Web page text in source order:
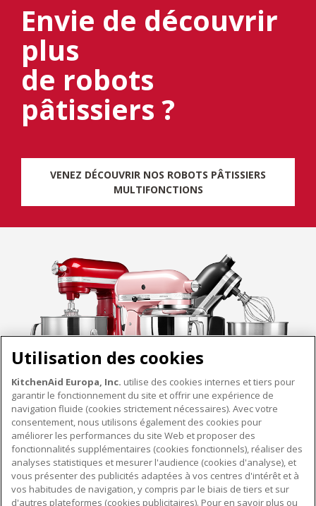
Envie de découvrir
plus
de robots
pâtissiers ?
VENEZ DÉCOUVRIR NOS ROBOTS PÂTISSIERS
MULTIFONCTIONS
À PROPOS DE KITCHENAID
À propos de KitchenAid
Histoire de la marque
NOS PRODUITS
Utilisation des cookies
KitchenAid Europa, Inc. utilise des cookies internes et tiers pour
garantir le fonctionnement du site et offrir une expérience de
navigation fluide (cookies strictement nécessaires). Avec votre
consentement, nous utilisons également des cookies pour
améliorer les performances du site Web et proposer des
fonctionnalités supplémentaires (cookies fonctionnels), réaliser des
analyses statistiques et mesurer l'audience (cookies d'analyse), et
vous présenter des publicités adaptées à vos centres d'intérêt et à
vos habitudes de navigation, y compris par le biais de tiers et sur
d'autres plateformes (cookies publicitaires). Pour en savoir plus ou